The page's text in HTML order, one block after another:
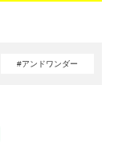
#アンドワンダー